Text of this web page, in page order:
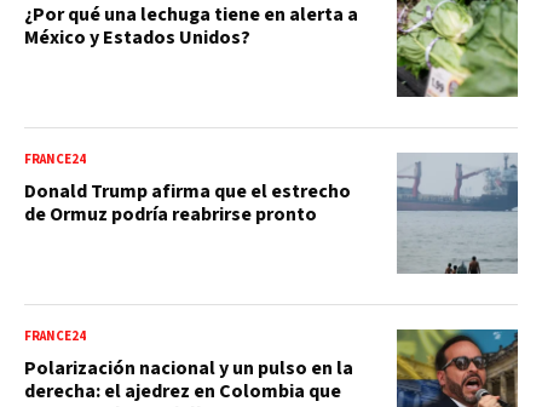
¿Por qué una lechuga tiene en alerta a
México y Estados Unidos?
FRANCE24
Donald Trump afirma que el estrecho
de Ormuz podría reabrirse pronto
FRANCE24
Polarización nacional y un pulso en la
derecha: el ajedrez en Colombia que